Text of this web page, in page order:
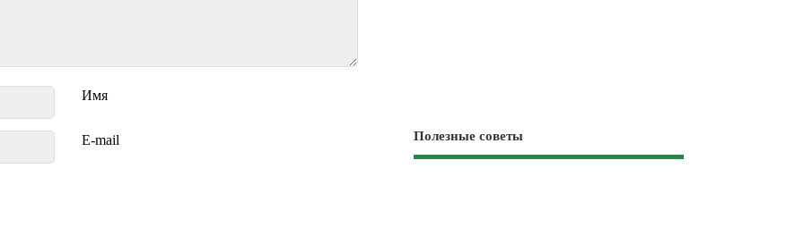
Имя
E-mail Полезные советы